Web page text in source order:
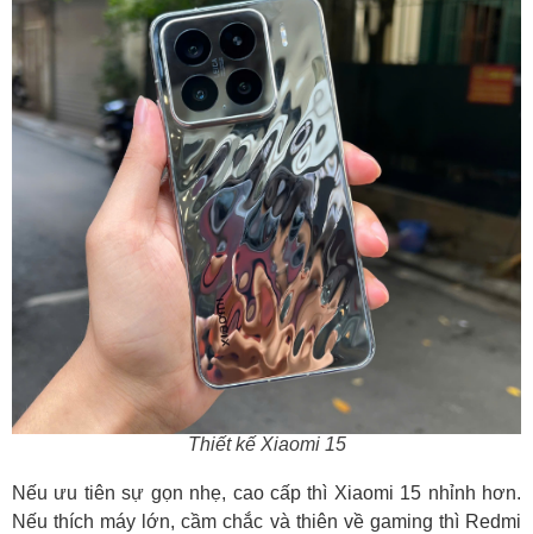
Thiết kế Xiaomi 15
Nếu ưu tiên sự gọn nhẹ, cao cấp thì Xiaomi 15 nhỉnh hơn.
Nếu thích máy lớn, cầm chắc và thiên về gaming thì Redmi